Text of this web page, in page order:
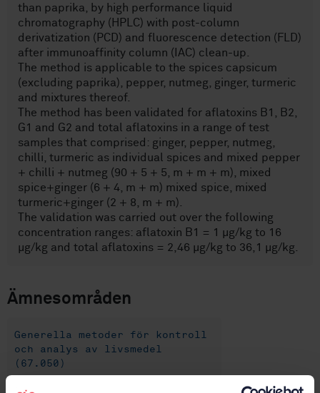
than paprika, by high performance liquid
chromatography (HPLC) with post-column
derivatization (PCD) and fluorescence detection (FLD)
after immunoaffinity column (IAC) clean-up.
The method is applicable to the spices capsicum
(excluding paprika), pepper, nutmeg, ginger, turmeric
and mixtures thereof.
The method has been validated for aflatoxins B1, B2,
G1 and G2 and total aflatoxins in a range of test
samples that comprised: ginger, pepper, nutmeg,
chilli, turmeric as individual spices and mixed pepper
+ chilli + nutmeg (90 + 5 + 5, m + m + m), mixed
spice+ginger (6 + 4, m + m) mixed spice, mixed
turmeric+ginger (2 + 8, m + m).
The validation was carried out over the following
concentration ranges: aflatoxin B1 = 1 µg/kg to 16
µg/kg and total aflatoxins = 2,46 µg/kg to 36,1 µg/kg.
Ämnesområden
Generella metoder för kontroll
och analys av livsmedel
(67.050)